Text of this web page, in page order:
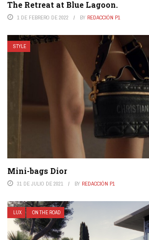
The Retreat at Blue Lagoon.
1 DE FEBRERO DE 2022 BY REDACCIÓN P1
STYLE
Mini-bags Dior
31 DE JULIO DE 2021 BY REDACCIÓN P1
LUX ON THE ROAD